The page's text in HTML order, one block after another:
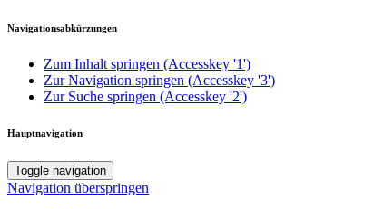
Navigationsabkürzungen
Zum Inhalt springen (Accesskey '1')
Zur Navigation springen (Accesskey '3')
Zur Suche springen (Accesskey '2')
Hauptnavigation
Toggle navigation
Navigation überspringen